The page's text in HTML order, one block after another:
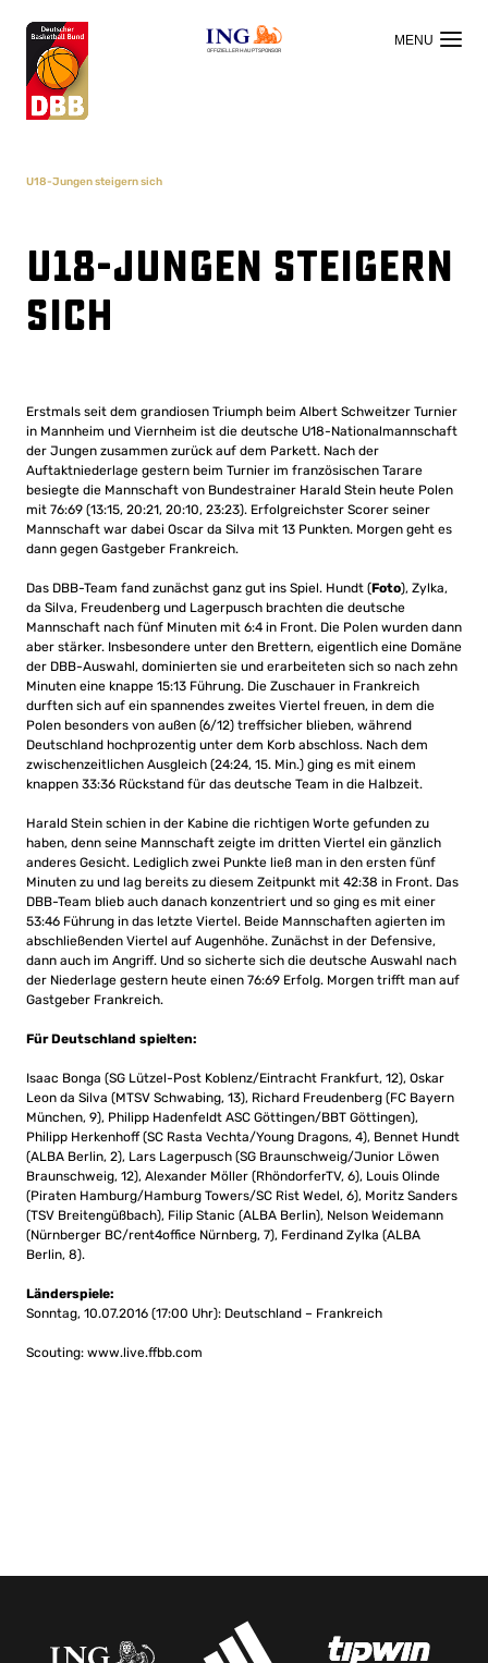
OFFIZIELLER HAUPTSPONSOR
U18-Jungen steigern sich
U18-Jungen steigern
sich
Erstmals seit dem grandiosen Triumph beim Albert Schweitzer Turnier
in Mannheim und Viernheim ist die deutsche U18-Nationalmannschaft
der Jungen zusammen zurück auf dem Parkett. Nach der
Auftaktniederlage gestern beim Turnier im französischen Tarare
besiegte die Mannschaft von Bundestrainer Harald Stein heute Polen
mit 76:69 (13:15, 20:21, 20:10, 23:23). Erfolgreichster Scorer seiner
Mannschaft war dabei Oscar da Silva mit 13 Punkten. Morgen geht es
dann gegen Gastgeber Frankreich.
Das DBB-Team fand zunächst ganz gut ins Spiel. Hundt (Foto), Zylka,
da Silva, Freudenberg und Lagerpusch brachten die deutsche
Mannschaft nach fünf Minuten mit 6:4 in Front. Die Polen wurden dann
aber stärker. Insbesondere unter den Brettern, eigentlich eine Domäne
der DBB-Auswahl, dominierten sie und erarbeiteten sich so nach zehn
Minuten eine knappe 15:13 Führung. Die Zuschauer in Frankreich
durften sich auf ein spannendes zweites Viertel freuen, in dem die
Polen besonders von außen (6/12) treffsicher blieben, während
Deutschland hochprozentig unter dem Korb abschloss. Nach dem
zwischenzeitlichen Ausgleich (24:24, 15. Min.) ging es mit einem
knappen 33:36 Rückstand für das deutsche Team in die Halbzeit.
Harald Stein schien in der Kabine die richtigen Worte gefunden zu
haben, denn seine Mannschaft zeigte im dritten Viertel ein gänzlich
anderes Gesicht. Lediglich zwei Punkte ließ man in den ersten fünf
Minuten zu und lag bereits zu diesem Zeitpunkt mit 42:38 in Front. Das
DBB-Team blieb auch danach konzentriert und so ging es mit einer
53:46 Führung in das letzte Viertel. Beide Mannschaften agierten im
abschließenden Viertel auf Augenhöhe. Zunächst in der Defensive,
dann auch im Angriff. Und so sicherte sich die deutsche Auswahl nach
der Niederlage gestern heute einen 76:69 Erfolg. Morgen trifft man auf
Gastgeber Frankreich.
Für Deutschland spielten:
Isaac Bonga (SG Lützel-Post Koblenz/Eintracht Frankfurt, 12), Oskar
Leon da Silva (MTSV Schwabing, 13), Richard Freudenberg (FC Bayern
München, 9), Philipp Hadenfeldt ASC Göttingen/BBT Göttingen),
Philipp Herkenhoff (SC Rasta Vechta/Young Dragons, 4), Bennet Hundt
(ALBA Berlin, 2), Lars Lagerpusch (SG Braunschweig/Junior Löwen
Braunschweig, 12), Alexander Möller (RhöndorferTV, 6), Louis Olinde
(Piraten Hamburg/Hamburg Towers/SC Rist Wedel, 6), Moritz Sanders
(TSV Breitengüßbach), Filip Stanic (ALBA Berlin), Nelson Weidemann
(Nürnberger BC/rent4office Nürnberg, 7), Ferdinand Zylka (ALBA
Berlin, 8).
Länderspiele:
Sonntag, 10.07.2016 (17:00 Uhr): Deutschland – Frankreich
Scouting: www.live.ffbb.com